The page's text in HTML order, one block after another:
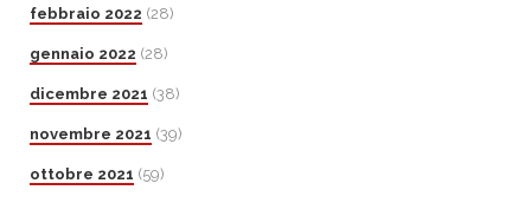
febbraio 2022 (28)
gennaio 2022 (28)
dicembre 2021 (38)
novembre 2021 (39)
ottobre 2021 (59)